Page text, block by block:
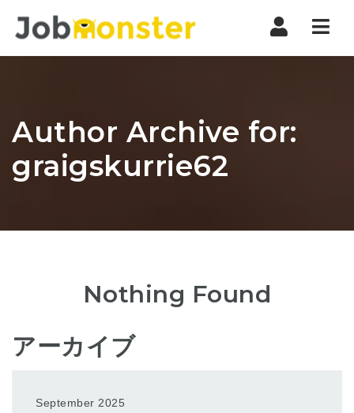
Author Archive for:
graigskurrie62
Nothing Found
アーカイブ
September 2025